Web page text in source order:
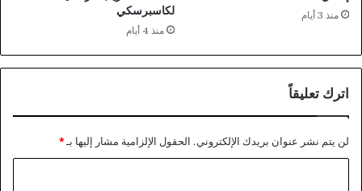
منذ 3 أيام
لكاسبرسكي
منذ 4 أيام
اترك تعليقاً
لن يتم نشر عنوان بريدك الإلكتروني. الحقول الإلزامية مشار إليها بـ*